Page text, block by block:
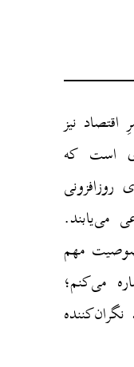
نیز
است که
می‌یابند.
مهم
می‌کنم؛